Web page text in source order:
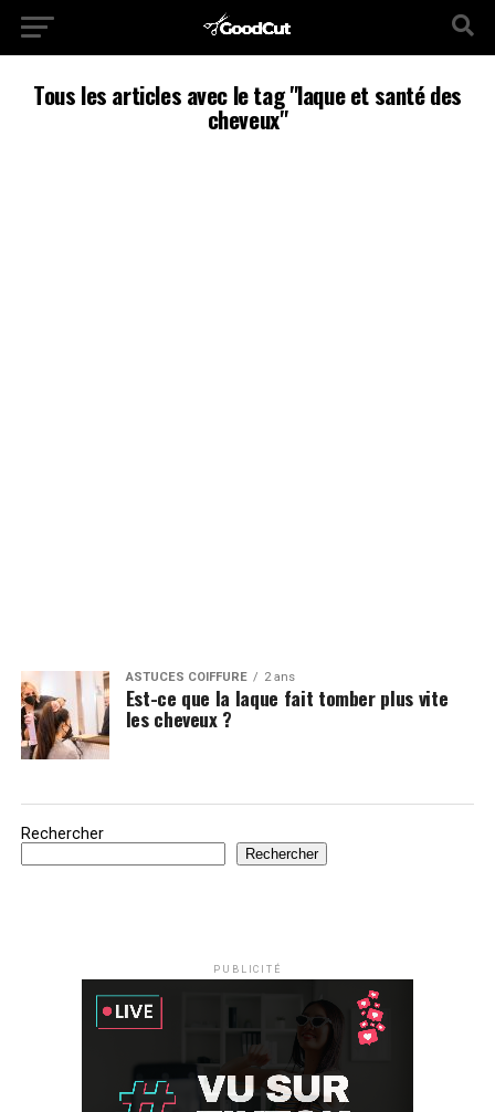
Tous les articles avec le tag "laque et santé des
cheveux"
ASTUCES COIFFURE 2 ans
Est-ce que la laque fait tomber plus vite
les cheveux ?
Rechercher
Rechercher
PUBLICITÉ